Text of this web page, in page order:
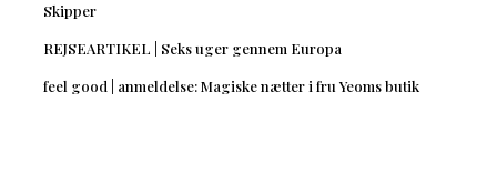
Skipper
REJSEARTIKEL | Seks uger gennem Europa
feel good | anmeldelse: Magiske nætter i fru Yeoms butik